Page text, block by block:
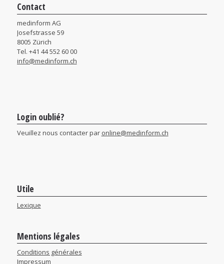
Contact
medinform AG
Josefstrasse 59
8005 Zürich
Tel. +41 44 552 60 00
info@medinform.ch
Login oublié?
Veuillez nous contacter par online@medinform.ch
Utile
Lexique
Mentions légales
Conditions générales
Impressum